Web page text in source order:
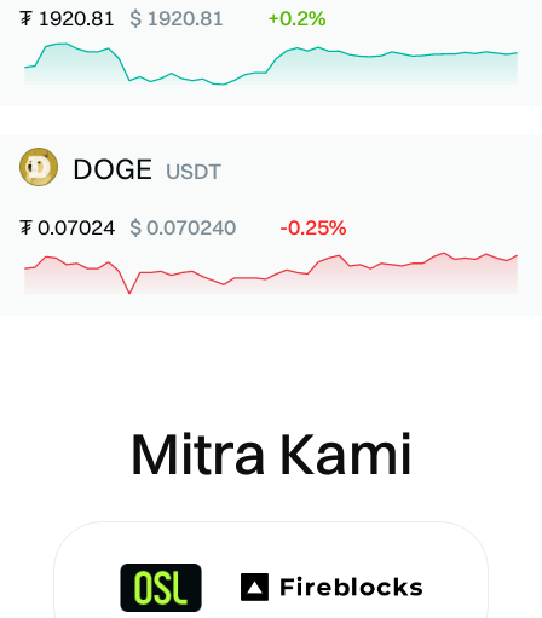
₮ 1920.81 $ 1920.81 +0.2%
DOGE USDT
₮0.07024 $ 0.070240 -0.25%
Mitra Kami